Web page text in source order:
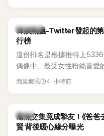
熱議討論
韓娛熱議-Twitter發起的第
行榜
這份排名是根據推特上
偶像中，最受女性粉絲喜愛
員包攬了前三名，展現了她
泡菜鄉民 4 小時前
韓星
毫無交集竟成摯友！《爸爸
賢 背後暖心緣分曝光